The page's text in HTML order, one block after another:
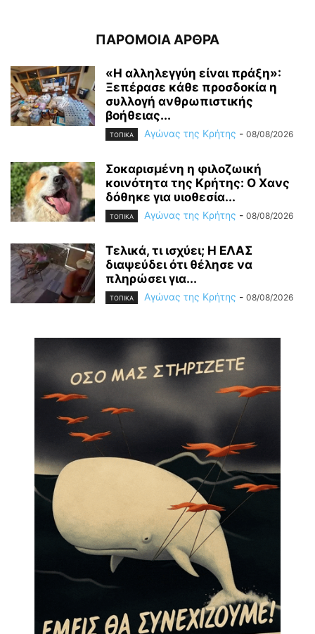
ΠΑΡΟΜΟΙΑ ΑΡΘΡΑ
«Η αλληλεγγύη είναι πράξη»:
Ξεπέρασε κάθε προσδοκία η
συλλογή ανθρωπιστικής
βοήθειας...
ΤΟΠΙΚΑ Αγώνας της Κρήτης - 08/08/2026
Σοκαρισμένη η φιλοζωική
κοινότητα της Κρήτης: Ο Χανς
δόθηκε για υιοθεσία...
ΤΟΠΙΚΑ Αγώνας της Κρήτης - 08/08/2026
Τελικά, τι ισχύει; Η ΕΛΑΣ
διαψεύδει ότι θέλησε να
πληρώσει για...
ΤΟΠΙΚΑ Αγώνας της Κρήτης - 08/08/2026